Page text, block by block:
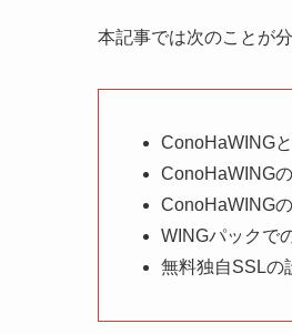
本記事では次のことが分
ConoHaWING
ConoHaWING
ConoHaWING
WINGパックで
無料独自SSLの